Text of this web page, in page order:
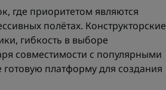
где приоритетом являются
полётах. Конструкторские
гибкость в выборе
совместимости с популярными
платформу для создания